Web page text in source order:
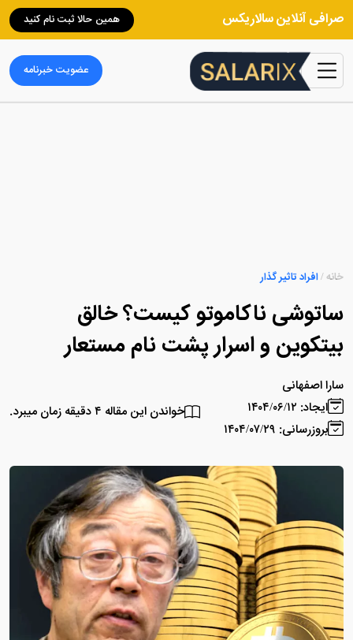
صرافی آنلاین سالاریکس همین حالا ثبت نام کنید
عضویت خبرنامه
خانه/افراد تاثیر گذار
ساتوشی ناکاموتو کیست؟ خالق
بیتکوین و اسرار پشت نام مستعار
سارا اصفهانی
ایجاد: ۱۴۰۴/۰۶/۱۲
بروزرسانی: ۱۴۰۴/۰۷/۲۹
خواندن این مقاله ۴ دقیقه زمان میبرد.